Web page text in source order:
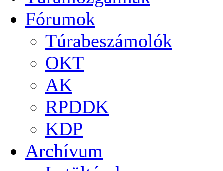
Fórumok
Túrabeszámolók
OKT
AK
RPDDK
KDP
Archívum